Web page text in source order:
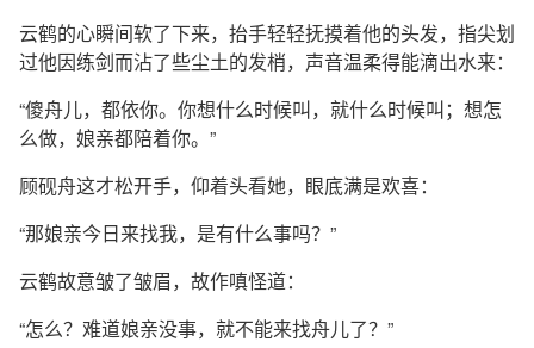
云鹤的心瞬间软了下来，抬手轻轻抚摸着他的头发，指尖划
过他因练剑而沾了些尘土的发梢，声音温柔得能滴出水来：
“傻舟儿，都依你。你想什么时候叫，就什么时候叫；想怎
么做，娘亲都陪着你。”
顾砚舟这才松开手，仰着头看她，眼底满是欢喜：
“那娘亲今日来找我，是有什么事吗？”
云鹤故意皱了皱眉，故作嗔怪道：
“怎么？难道娘亲没事，就不能来找舟儿了？”